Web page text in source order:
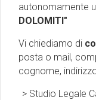
autonomamente
DOLOMITI"
Vi chiediamo di
posta o mail,
cognome,
> Studio Legale